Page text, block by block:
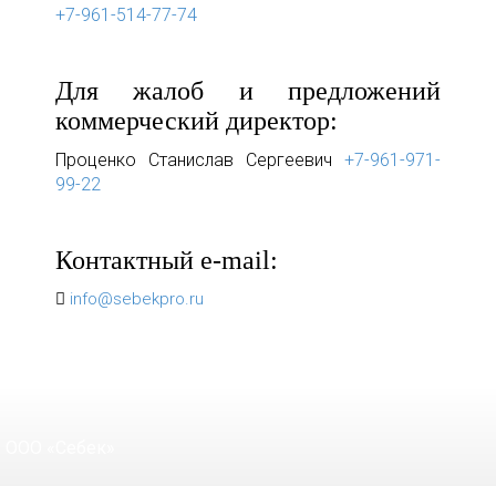
+7-961-514-77-74
Для жалоб и предложений
коммерческий директор:
Проценко Станислав Сергеевич +7-961-971-
99-22
Контактный e-mail:
info@sebekpro.ru